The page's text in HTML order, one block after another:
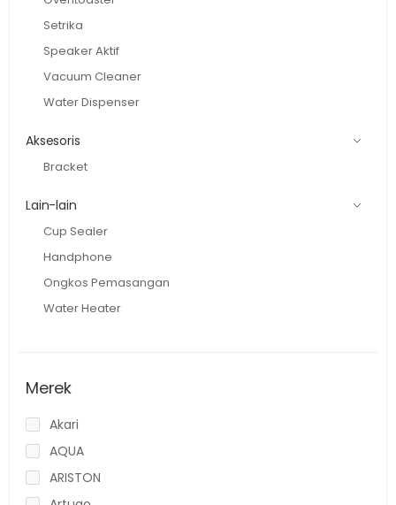
Setrika
Speaker Aktif
Vacuum Cleaner
Water Dispenser
Aksesoris
Bracket
Lain-lain
Cup Sealer
Handphone
Ongkos Pemasangan
Water Heater
Merek
Akari
AQUA
ARISTON